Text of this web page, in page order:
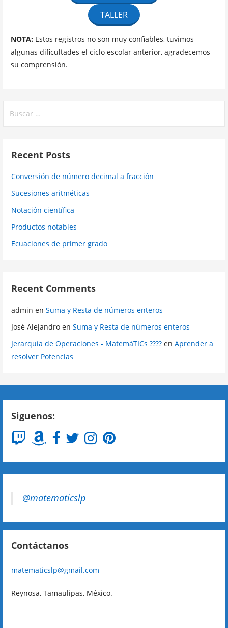
TALLER
NOTA:Estos registros no son muy confiables, tuvimos
algunas dificultades el ciclo escolar anterior, agradecemos
su comprensión.
Recent Posts
Conversión de número decimal a fracción
Sucesiones aritméticas
Notación científica
Productos notables
Ecuaciones de primer grado
Recent Comments
admin enSuma y Resta de números enteros
José Alejandro enSuma y Resta de números enteros
Jerarquía de Operaciones - MatemáTICs ???? enAprender a
resolver Potencias
Siguenos:
@matematicslp
Contáctanos
matematicslp@gmail.com
Reynosa, Tamaulipas, México.